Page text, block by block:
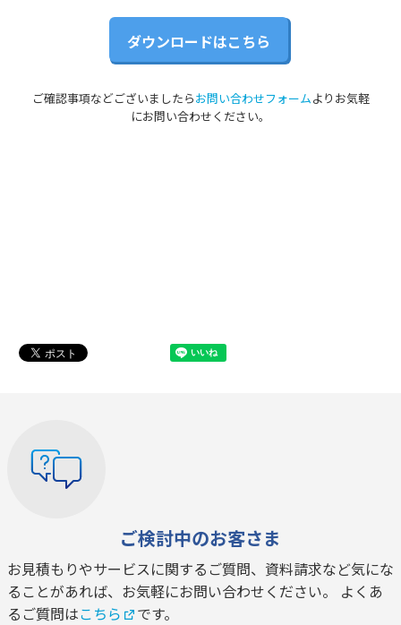
ダウンロードはこちら
ご確認事項などございましたらお問い合わせフォームよりお気軽
にお問い合わせください。
ご検討中のお客さま
お見積もりやサービスに関するご質問、資料請求など気にな
ることがあれば、お気軽にお問い合わせください。 よくあ
るご質問はこちら です。